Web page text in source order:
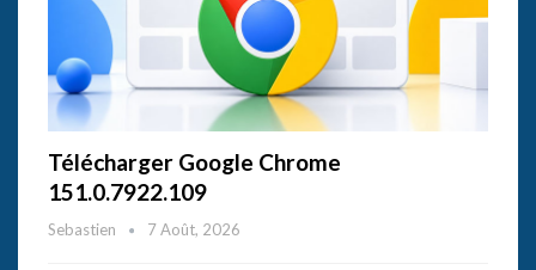
Télécharger Google Chrome
151.0.7922.109
Sebastien 7 Août, 2026